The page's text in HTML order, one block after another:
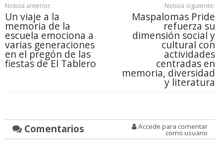
Noticia anterior:
Un viaje a la
memoria de la
escuela emociona a
varias generaciones
en el pregón de las
fiestas de El Tablero
Noticia siguiente:
Maspalomas Pride
refuerza su
dimensión social y
cultural con
actividades
centradas en
memoria, diversidad
y literatura
Comentarios Accede para comentar
como usuario